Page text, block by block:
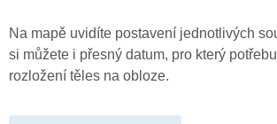
Na mapě uvidíte postavení jednotlivých
si můžete i přesný datum, pro který
rozložení těles na obloze.